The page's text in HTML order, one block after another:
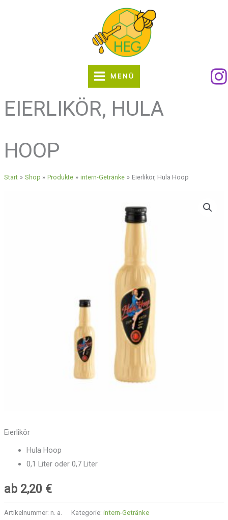
MENÜ
EIERLIKÖR, HULA
HOOP
Start Shop Produkte intern-Getränke Eierlikör, Hula Hoop
Eierlikör
Hula Hoop
0,1 Liter oder 0,7 Liter
ab 2,20 €
Artikelnummer: n. a. Kategorie: intern-Getränke